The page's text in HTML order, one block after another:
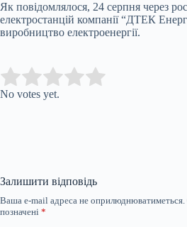
Як повідомлялося, 24 серпня через
електростанцій компанії “ДТЕК
виробництво електроенергії.
Rate this item:
No votes yet.
Залишити відповідь
Ваша e-mail адреса не оприлюднюватиметься.
позначені *